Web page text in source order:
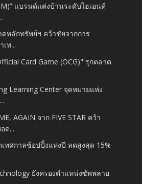
แบรนด์แต่งบ้านระดับไฮเอนด์
หลักทรัพย์ฯ คว้าชัยจากการ
ท...
Card Game (OCG)" รุกตลาด
Learning Center จุดหมายแห่ง
AGAIN จาก FIVE STAR คว้า
ด...
เทศกาลช้อปปิ้งแห่งปี ลดสูงสุด 15%
ยังครองตำแหน่งซัพพลาย